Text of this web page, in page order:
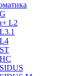
L2